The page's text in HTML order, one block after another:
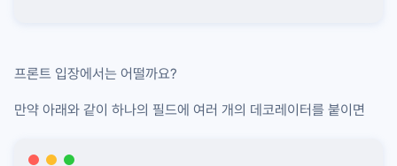
프론트 입장에서는 어떨까요?
만약 아래와 같이 하나의 필드에 여러 개의 데코레이터를 붙이면